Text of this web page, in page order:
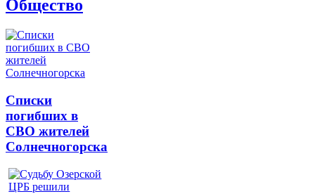
Общество
Списки
погибших в
СВО жителей
Солнечногорска